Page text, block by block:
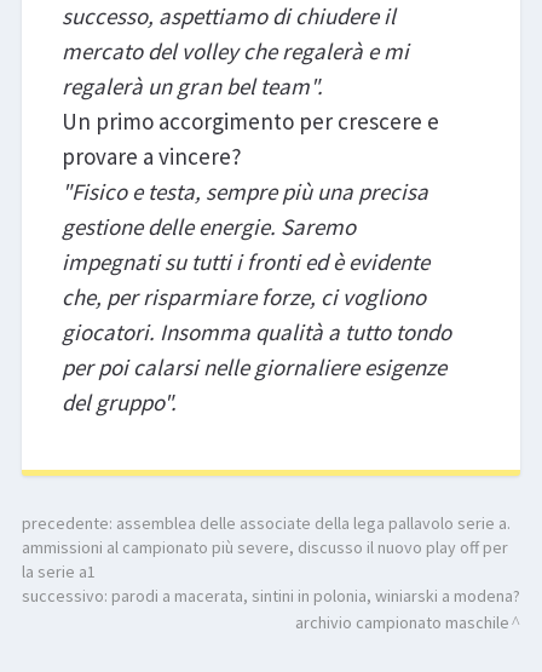
successo, aspettiamo di chiudere il
mercato del volley che regalerà e mi
regalerà un gran bel team".
Un primo accorgimento per crescere e
provare a vincere?
"Fisico e testa, sempre più una precisa
gestione delle energie. Saremo
impegnati su tutti i fronti ed è evidente
che, per risparmiare forze, ci vogliono
giocatori. Insomma qualità a tutto tondo
per poi calarsi nelle giornaliere esigenze
del gruppo".
precedente: assemblea delle associate della lega pallavolo serie a.
ammissioni al campionato più severe, discusso il nuovo play off per
la serie a1
successivo: parodi a macerata, sintini in polonia, winiarski a modena?
archivio campionato maschile